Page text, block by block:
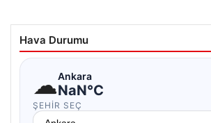
Hava Durumu
☁Ankara
NaN°C
ŞEHIR SEÇ